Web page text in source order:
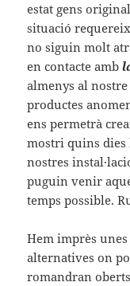
estat gens
situació
no siguin molt
en contacte amb
almenys al
productes
ens permetrà
mostri quins dies
nostres
puguin venir
temps possible.
Hem imprès
alternatives on
romandran